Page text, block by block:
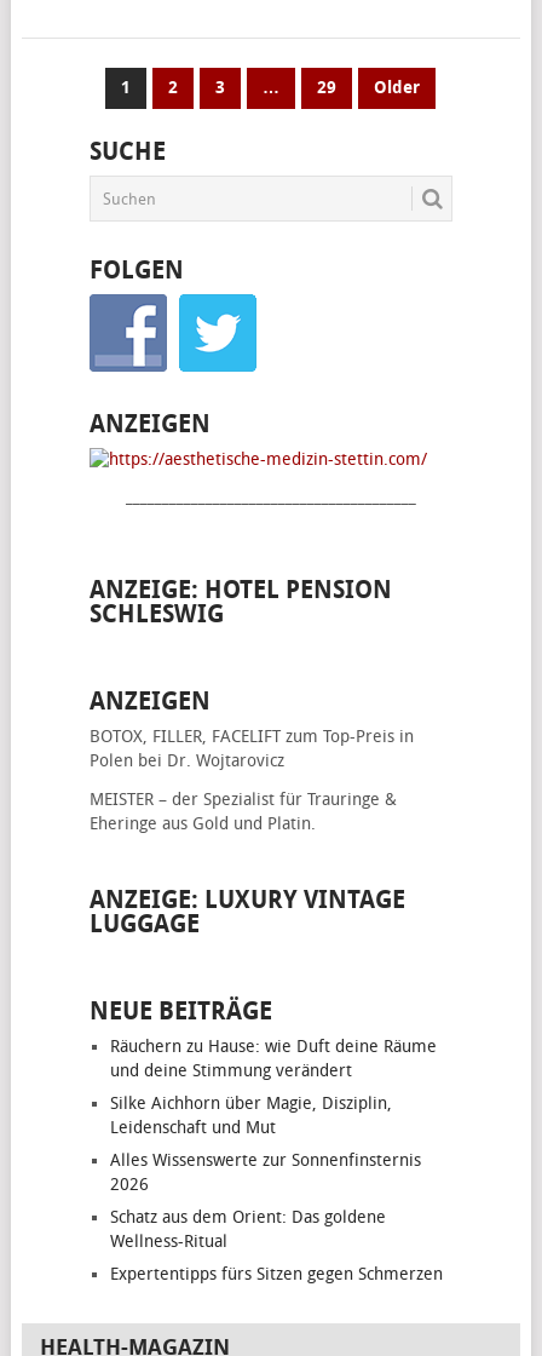
SEITENNUMMERIERUNG
BEITRÄGE
1 2 3 … 29 Older
SUCHE
FOLGEN
ANZEIGEN
ANZEIGE: HOTEL PENSION
SCHLESWIG
ANZEIGEN
BOTOX, FILLER, FACELIFTzum Top-Preis in
Polen bei Dr. Wojtarovicz
MEISTER – der Spezialist für Trauringe &
Eheringe aus Gold und Platin.
ANZEIGE: LUXURY VINTAGE
LUGGAGE
NEUE BEITRÄGE
Räuchern zu Hause: wie Duft deine Räume
und deine Stimmung verändert
Silke Aichhorn über Magie, Disziplin,
Leidenschaft und Mut
Alles Wissenswerte zur Sonnenfinsternis
2026
Schatz aus dem Orient: Das goldene
Wellness-Ritual
Expertentipps fürs Sitzen gegen Schmerzen
HEALTH-MAGAZIN